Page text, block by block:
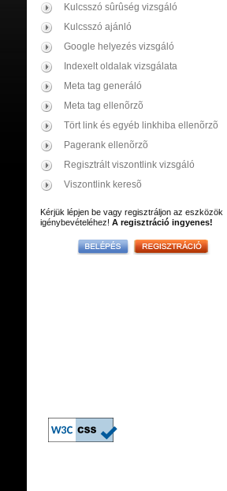
Kulcsszó sûrûség vizsgáló
Kulcsszó ajánló
Google helyezés vizsgáló
Indexelt oldalak vizsgálata
Meta tag generáló
Meta tag ellenõrzõ
Tört link és egyéb linkhiba ellenõrzõ
Pagerank ellenõrzõ
Regisztrált viszontlink vizsgáló
Viszontlink keresõ
Kérjük lépjen be vagy regisztráljon az eszközök
igénybevételéhez! A regisztráció ingyenes!